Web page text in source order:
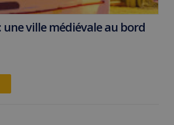
une ville médiévale au bord